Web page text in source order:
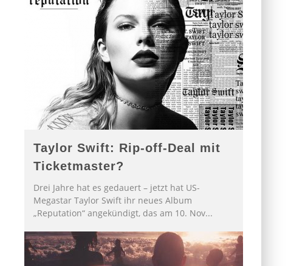
Taylor Swift: Rip-off-Deal mit
Ticketmaster?
Drei Jahre hat es gedauert – jetzt hat US-
Megastar Taylor Swift ihr neues Album
„Reputation“ angekündigt, das am 10. Nov...